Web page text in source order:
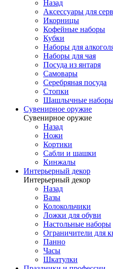
Назад
Аксессуары для
Икорницы
Кофейные наборы
Кубки
Наборы для
Наборы для чая
Посуда из янтаря
Самовары
Серебряная посуда
Стопки
Шашлычные
Сувенирное оружие
Сувенирное оружие
Назад
Ножи
Кортики
Сабли и шашки
Кинжалы
Интерьерный декор
Интерьерный декор
Назад
Вазы
Колокольчики
Ложки для обуви
Настольные наборы
Ограничители для
Панно
Часы
Шкатулки